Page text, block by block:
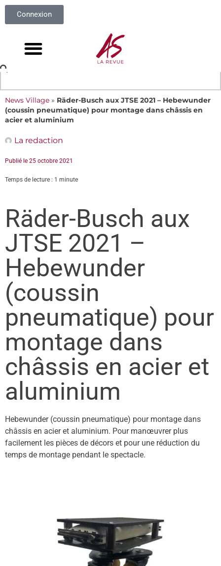
Connexion
News Village » Räder-Busch aux JTSE 2021 – Hebewunder
(coussin pneumatique) pour montage dans châssis en
acier et aluminium
La redaction
Publié le 25 octobre 2021
Temps de lecture : 1 minute
Räder-Busch aux
JTSE 2021 –
Hebewunder
(coussin
pneumatique) pour
montage dans
châssis en acier et
aluminium
Hebewunder (coussin pneumatique) pour montage dans
châssis en acier et aluminium. Pour manœuvrer plus
facilement les pièces de décors et pour une réduction du
temps de montage pendant le spectacle.